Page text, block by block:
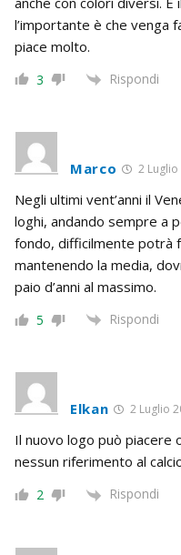
l’importante è che venga
piace molto.
3 Rispondi
Marco 2 Luglio
Negli ultimi vent’anni il
loghi, andando sempre a
fondo, difficilmente potrà
mantenendo la media,
paio d’anni al massimo.
5 Rispondi
Elkan 2 Luglio
Il nuovo logo può piacere
nessun riferimento al
2 Rispondi